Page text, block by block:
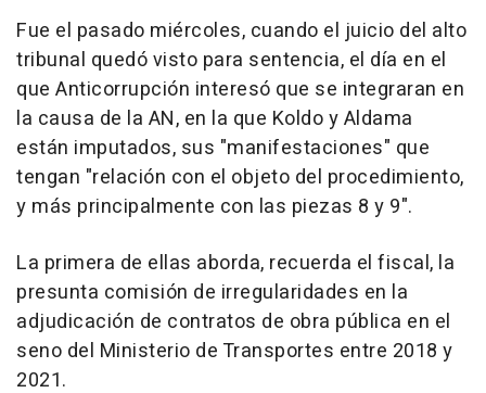
Fue el pasado miércoles, cuando el juicio del alto
tribunal quedó visto para sentencia, el día en el
que Anticorrupción interesó que se integraran en
la causa de la AN, en la que Koldo y Aldama
están imputados, sus "manifestaciones" que
tengan "relación con el objeto del procedimiento,
y más principalmente con las piezas 8 y 9".
La primera de ellas aborda, recuerda el fiscal, la
presunta comisión de irregularidades en la
adjudicación de contratos de obra pública en el
seno del Ministerio de Transportes entre 2018 y
2021.